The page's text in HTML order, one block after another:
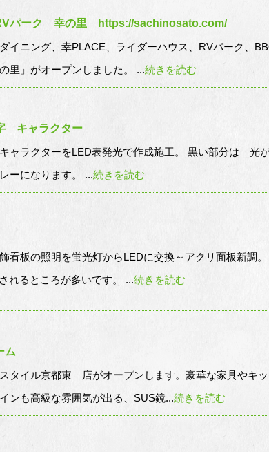
パーク 幸の里 https://sachinosato.com/
イニング、幸PLACE、ライダーハウス、RVパーク、
里」がオープンしました。 ...続きを読む
キャラクター
ャラクターをLED表発光で作成施工。 黒い部分は 光
ーになります。 ...続きを読む
看板の照明を蛍光灯からLEDに交換～アクリ面板新調
れるところが多いです。 ...続きを読む
ム
タイル京都東 店がオープンします。豪華な家具やキ
ンも高級な雰囲気が出る、SUS鏡...続きを読む